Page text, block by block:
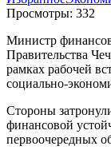
Просмотры: 332
Министр
Правительства
рамках рабочей
социально-
Стороны
финансовой
первоочередных